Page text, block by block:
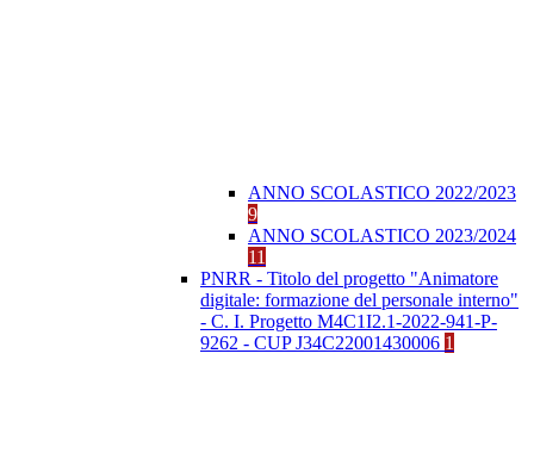
ANNO SCOLASTICO 2022/2023
9
ANNO SCOLASTICO 2023/2024
11
PNRR - Titolo del progetto "Animatore
digitale: formazione del personale interno"
- C. I. Progetto M4C1I2.1-2022-941-P-
9262 - CUP J34C22001430006 1